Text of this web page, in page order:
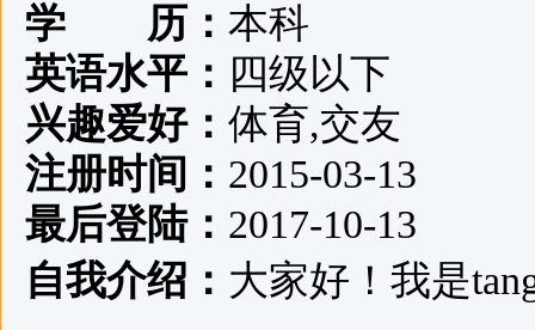
学 历： 本科
英语水平： 四级以下
兴趣爱好： 体育,交友
注册时间： 2015-03-13
最后登陆： 2017-10-13
自我介绍： 大家好！我是